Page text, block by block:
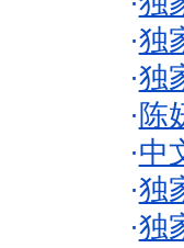
·独
·独
· 陈
·中
·独
·独